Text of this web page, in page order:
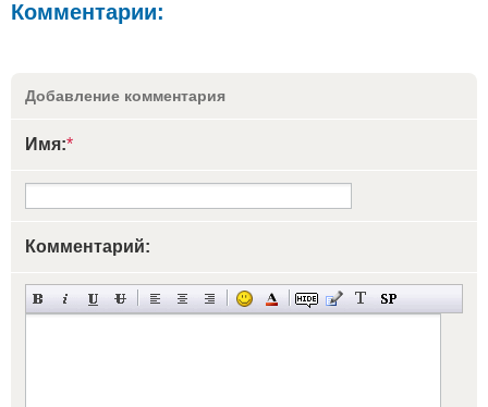
Комментарии:
Добавление комментария
Имя:*
Комментарий: